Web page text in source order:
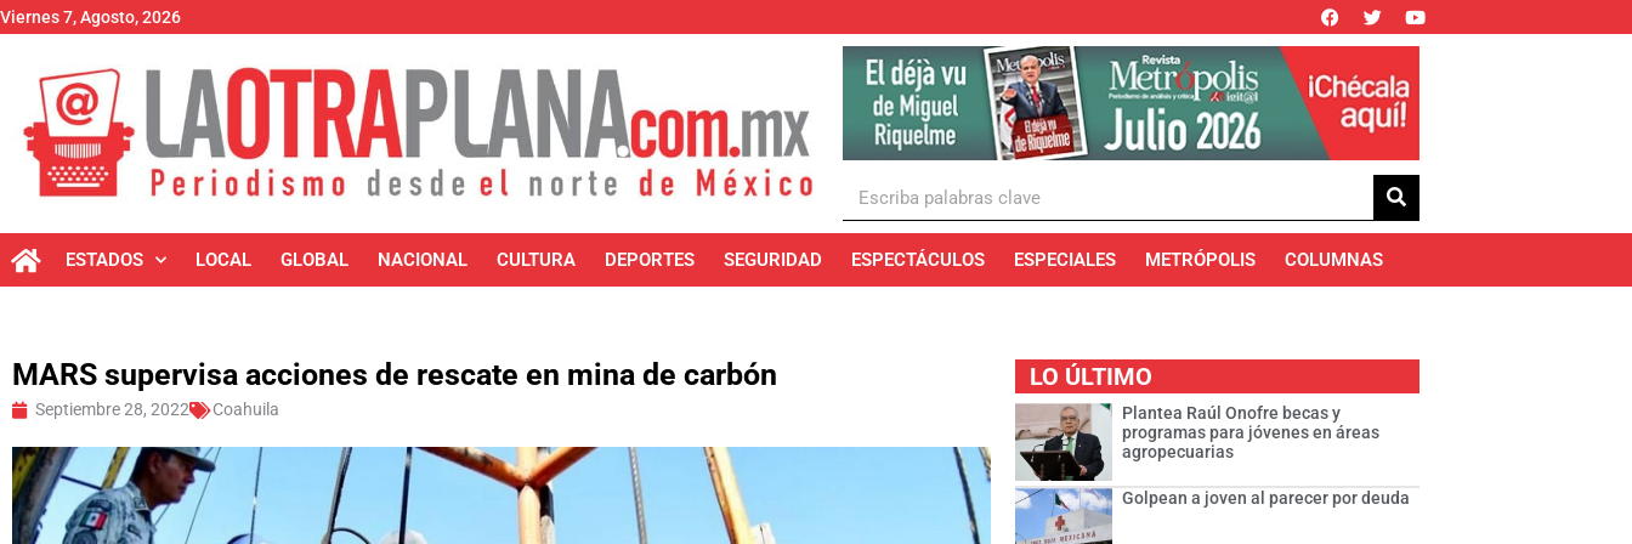
Viernes 7, Agosto, 2026
ESTADOS LOCAL GLOBAL NACIONAL CULTURA DEPORTES SEGURIDAD ESPECTÁCULOS ESPECIALES METRÓPOLIS COLUMNAS
MARS supervisa acciones de rescate en mina de carbón
Septiembre 28, 2022 Coahuila
LO ÚLTIMO
Plantea Raúl Onofre becas y
programas para jóvenes en áreas
agropecuarias
Golpean a joven al parecer por deuda